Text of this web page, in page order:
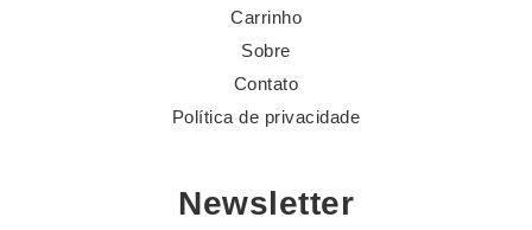
Carrinho
Sobre
Contato
Política de privacidade
Newsletter